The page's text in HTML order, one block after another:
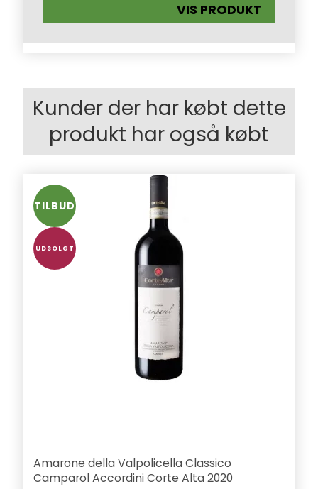
VIS PRODUKT
Kunder der har købt dette
produkt har også købt
TILBUD
UDSOLGT
Amarone della Valpolicella Classico
Camparol Accordini Corte Alta 2020